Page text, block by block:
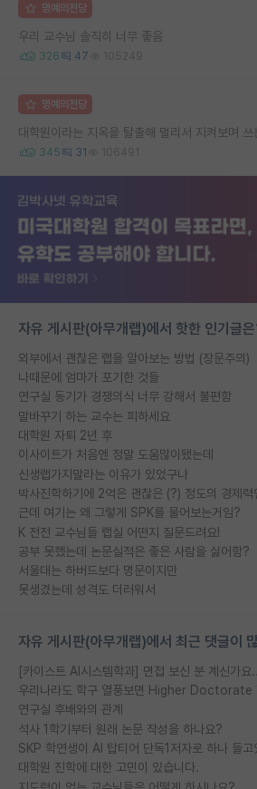
명예의전당
우리 교수님 솔직히 너무 좋음
326 47 105249
명예의전당
대학원이라는 지옥을 탈출해 멀리서 지켜보며 쓰
345 31 106491
자유 게시판(아무개랩)에서 핫한 인기글
외부에서 괜찮은 랩을 알아보는 방법 (장문주의)
나때문에 엄마가 포기한 것들
연구실 동기가 경쟁의식 너무 강해서 불편함
말바꾸기 하는 교수는 피하세요
대학원 자퇴 2년 후
이사이트가 처음엔 정말 도움많이됐는데
신생랩가지말라는 이유가 있었구나
근데 여기는 왜 그렇게 SPK를 물어보는거임?
K 전전 교수님들 랩실 어떤지 질문드려요!
공부 못했는데 논문실적은 좋은 사람을 싫어함?
서울대는 하버드보다 명문이지만
못생겼는데 성격도 더러워서
자유 게시판(아무개랩)에서 최근 댓글이
[카이스트 AI시스템학과] 면접 보신 분 계신가요
연구실 후배와의 관계
석사 1학기부터 원래 논문 작성을 하나요?
대학원 진학에 대한 고민이 있습니다.